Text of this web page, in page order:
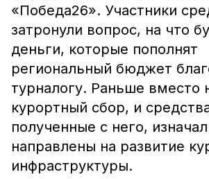
«Победа26». Участники
затронули вопрос, на что
деньги, которые пополнят
региональный бюджет
турналогу. Раньше вместо
курортный сбор, и
полученные с него,
направлены на развитие
инфраструктуры.